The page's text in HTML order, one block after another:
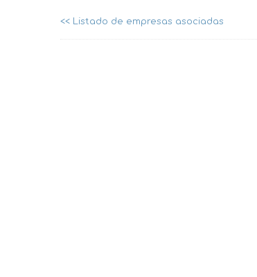
<< Listado de empresas asociadas